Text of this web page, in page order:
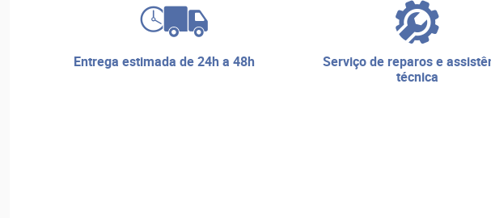
entrega estimada de 24h a 48h
serviço de reparos e assistência
técnica